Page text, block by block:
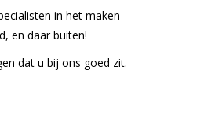
in het maken
en daar buiten!
dat u bij ons goed zit.